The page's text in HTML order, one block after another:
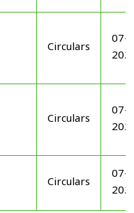
Circulars
07-
Circulars
07-
Circulars
07-